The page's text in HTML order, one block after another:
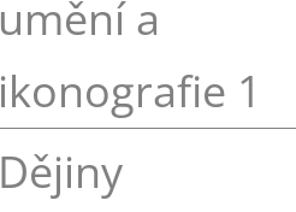
umění a
ikonografie 1
Dějiny